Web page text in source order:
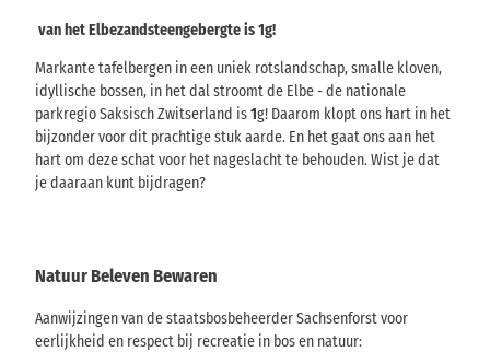
e
v
e
n
i
s
s
w
r
k
i
n
g
e
n
e
t
van het Elbezandsteengebergte is 1g!
Markante tafelbergen in een uniek rotslandschap, smalle kloven,
idyllische bossen, in het dal stroomt de Elbe - de nationale
parkregio Saksisch Zwitserland is1g! Daarom klopt ons hart in het
bijzonder voor dit prachtige stuk aarde. En het gaat ons aan het
hart om deze schat voor het nageslacht te behouden. Wist je dat
je daaraan kunt bijdragen?
Natuur Beleven Bewaren
Aanwijzingen van de staatsbosbeheerder Sachsenforst voor
eerlijkheid en respect bij recreatie in bos en natuur: